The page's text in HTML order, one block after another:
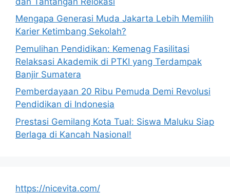
Mengapa Generasi Muda Jakarta Lebih Memilih
Karier Ketimbang Sekolah?
Pemulihan Pendidikan: Kemenag Fasilitasi
Relaksasi Akademik di PTKI yang Terdampak
Banjir Sumatera
Pemberdayaan 20 Ribu Pemuda Demi Revolusi
Pendidikan di Indonesia
Prestasi Gemilang Kota Tual: Siswa Maluku Siap
Berlaga di Kancah Nasional!
https://nicevita.com/